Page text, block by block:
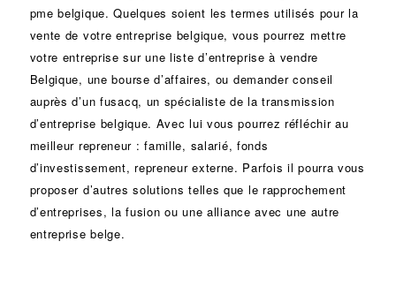
pme belgique. Quelques soient les termes utilisés pour la
vente de votre entreprise belgique, vous pourrez mettre
votre entreprise sur une liste d’entreprise à vendre
Belgique, unebourse d’affaires, ou demander conseil
auprès d’un fusacq, un spécialiste de latransmission
d’entreprise belgique. Avec lui vous pourrez réfléchir au
meilleur repreneur :famille, salarié, fonds
d’investissement, repreneur externe. Parfois il pourra vous
proposer d’autres solutions telles que le rapprochement
d’entreprises, lafusion ou unealliance avec une autre
entreprise belge.